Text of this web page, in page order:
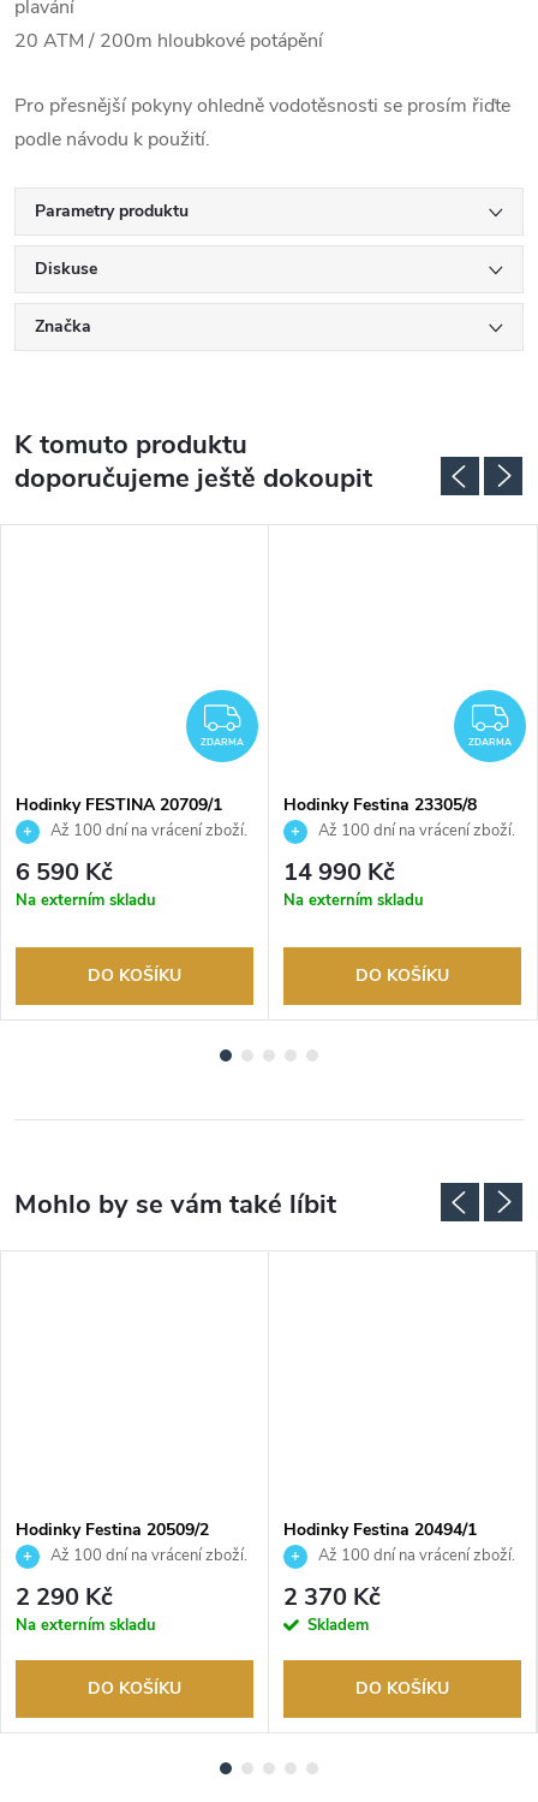
plavání
20 ATM / 200m hloubkové potápění
Pro přesnější pokyny ohledně vodotěsnosti se prosím řiďte
podle návodu k použití.
Parametry produktu
Diskuse
Značka
K tomuto produktu
doporučujeme ještě dokoupit
ZDARMA
ZDARMA
Hodinky FESTINA 20709/1
Až 100 dní na vrácení zboží.
Autorizovaný prodejce.
6 590 Kč
Na externím skladu
DO KOŠÍKU
ZDARMA
Hodinky Festina 23305/8
Až 100 dní na vrácení zboží.
Autorizovaný prodejce.
14 990 Kč
Na externím skladu
DO KOŠÍKU
Hodinky Festina 20509/2
Až 100 dní na vrácení zboží.
Autorizovaný prodejce.
2 290 Kč
Na externím skladu
DO KOŠÍKU
Hodinky Festina 20494/1
Až 100 dní na vrácení zboží.
Autorizovaný prodejce.
2 370 Kč
Skladem
DO KOŠÍKU